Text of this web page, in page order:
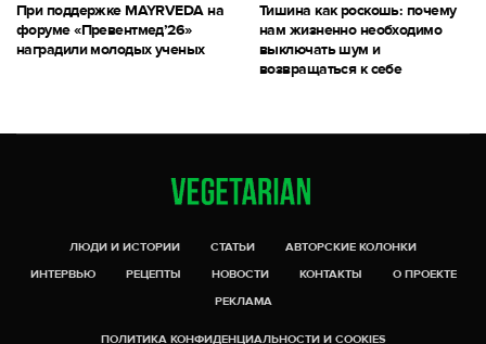
При поддержке MAYRVEDA на
форуме «Превентмед’26»
наградили молодых ученых
Тишина как роскошь: почему
нам жизненно необходимо
выключать шум и
возвращаться к себе
ЛЮДИ И ИСТОРИИ СТАТЬИ
АВТОРСКИЕ КОЛОНКИ
ИНТЕРВЬЮ
РЕЦЕПТЫ НОВОСТИ КОНТАКТЫ
О ПРОЕКТЕ
РЕКЛАМА
ПОЛИТИКА КОНФИДЕНЦИАЛЬНОСТИ И COOKIES